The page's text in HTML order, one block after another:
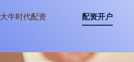
大牛时代配资 配资开户